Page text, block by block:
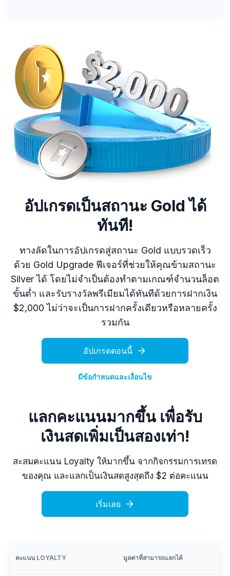
อัปเกรดเป็นสถานะ Gold ได้
ทันที!
ทางลัดในการอัปเกรดสู่สถานะ Gold แบบรวดเร็ว
ด้วย Gold Upgrade ฟีเจอร์ที่ช่วยให้คุณข้ามสถานะ
Silver ได้ โดยไม่จำเป็นต้องทำตามเกณฑ์จำนวนล็อต
ขั้นต่ำ และรับรางวัลพรีเมียมได้ทันทีด้วยการฝากเงิน
$2,000 ไม่ว่าจะเป็นการฝากครั้งเดียวหรือหลายครั้ง
รวมกัน
อัปเกรดตอนนี้
มีข้อกำหนดและเงื่อนไข
แลกคะแนนมากขึ้น เพื่อรับ
เงินสดเพิ่มเป็นสองเท่า!
สะสมคะแนน Loyalty ให้มากขึ้น จากกิจกรรมการเทรด
ของคุณ และแลกเป็นเงินสดสูงสุดถึง $2 ต่อคะแนน
เริ่มเลย
คะแนน LOYALTY มูลค่าที่สามารถแลกได้